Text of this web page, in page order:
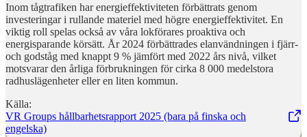
Inom tågtrafiken har energieffektiviteten förbättrats genom
investeringar i rullande materiel med högre energieffektivitet. En
viktig roll spelas också av våra lokförares proaktiva och
energisparande körsätt. År 2024 förbättrades elanvändningen i fjärr-
och godståg med knappt 9 % jämfört med 2022 års nivå, vilket
motsvarar den årliga förbrukningen för cirka 8 000 medelstora
radhuslägenheter eller en liten kommun.
Källa:
VR Groups hållbarhetsrapport 2025 (bara på finska och
engelska)
,Öppnas i en ny flik